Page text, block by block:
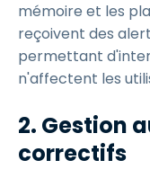
mémoire et les
reçoivent des
permettant
n'affectent les
2. Gestion
correctifs